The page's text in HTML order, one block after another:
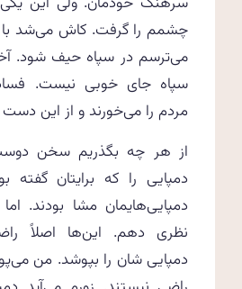
چشمم را گرفت. کاش می‌شد
می‌ترسم در سپاه حیف شود.
سپاه جای خوبی نیست.
مردم را می‌خورند و از این
از هر چه بگذریم سخن
دمپایی را که برایتان گفته
دمپایی‌هایمان مشا بودند.
نظری دهم. این‌ها اصلاً
دمپایی شان را بپوشد. من